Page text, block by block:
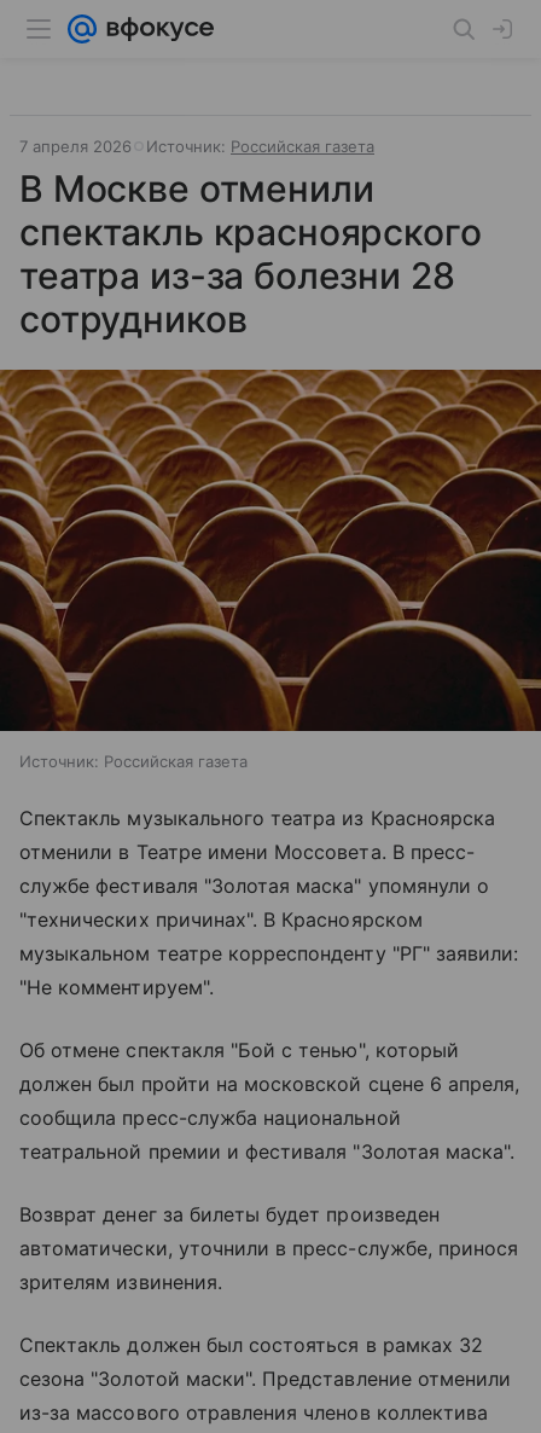
7 апреля 2026 Источник: Российская газета
В Москве отменили
спектакль красноярского
театра из-за болезни 28
сотрудников
Источник: Российская газета
Спектакль музыкального театра из Красноярска
отменили в Театре имени Моссовета. В пресс-
службе фестиваля "Золотая маска" упомянули о
"технических причинах". В Красноярском
музыкальном театре корреспонденту "РГ" заявили:
"Не комментируем".
Об отмене спектакля "Бой с тенью", который
должен был пройти на московской сцене 6 апреля,
сообщила пресс-служба национальной
театральной премии и фестиваля "Золотая маска".
Возврат денег за билеты будет произведен
автоматически, уточнили в пресс-службе, принося
зрителям извинения.
Спектакль должен был состояться в рамках 32
сезона "Золотой маски". Представление отменили
из-за массового отравления членов коллектива